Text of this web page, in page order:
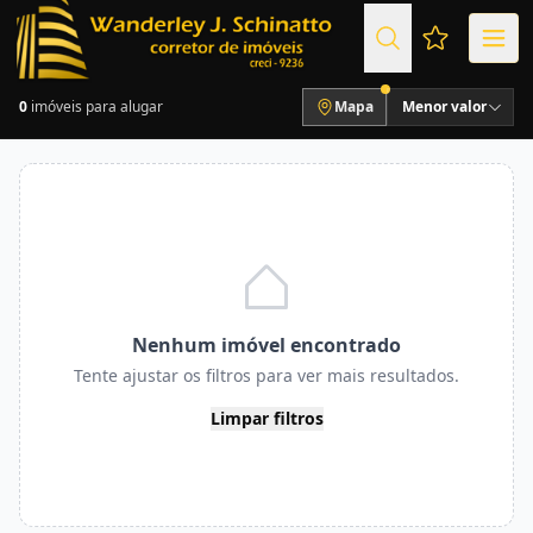
Favoritos
0 imóveis para alugar Mapa Menor valor
Nenhum imóvel encontrado
Tente ajustar os filtros para ver mais resultados.
Limpar filtros